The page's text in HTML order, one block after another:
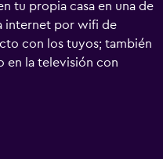
tu propia casa en una de
internet por wifi de
con los tuyos; también
en la televisión con
con ducha dispone de
Las